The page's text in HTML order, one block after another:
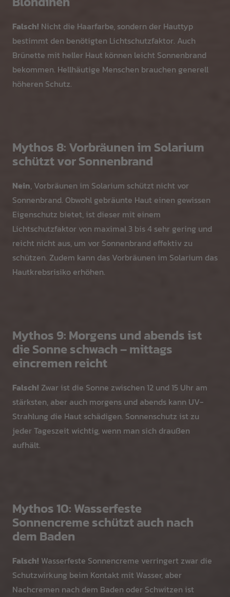
Falsch! Nicht die Haarfarbe, sondern der Hauttyp
bestimmt den benötigten Lichtschutzfaktor. Auch
Brünette mit heller Haut können leicht Sonnenbrand
bekommen. Hellhäutige Menschen brauchen generell
höheren Schutz.
Mythos 8: Vorbräunen im Solarium
schützt vor Sonnenbrand
Nein, Vorbräunen im Solarium schützt nicht vor
Sonnenbrand. Obwohl gebräunte Haut einen gewissen
Eigenschutz bietet, ist dieser mit einem
Lichtschutzfaktor von maximal 3 bis 4 sehr gering und
reicht nicht aus, um vor Sonnenbrand effektiv zu
schützen. Zudem kann das Vorbräunen im Solarium das
Hautkrebsrisiko erhöhen.
Mythos 9: Morgens und abends ist
die Sonne schwach – mittags
eincremen reicht
Falsch! Zwar ist die Sonne zwischen 12 und 15 Uhr am
stärksten, aber auch morgens und abends kann UV-
Strahlung die Haut schädigen. Sonnenschutz ist zu
jeder Tageszeit wichtig, wenn man sich draußen
aufhält.
Mythos 10: Wasserfeste
Sonnencreme schützt auch nach
dem Baden
Falsch! Wasserfeste Sonnencreme verringert zwar die
Schutzwirkung beim Kontakt mit Wasser, aber
Nachcremen nach dem Baden oder Schwitzen ist